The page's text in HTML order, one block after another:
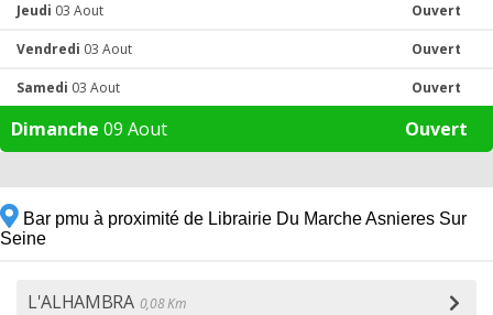
Jeudi 03 Aout Ouvert
Vendredi 03 Aout Ouvert
Samedi 03 Aout Ouvert
Dimanche 09 Aout Ouvert
Bar pmu à proximité de Librairie Du Marche Asnieres Sur
Seine
L'ALHAMBRA 0,08 Km